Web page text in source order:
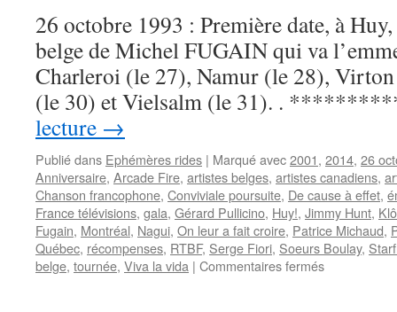
26 octobre 1993 : Première date, à
belge de Michel FUGAIN qui va
Charleroi (le 27), Namur (le 28),
(le 30) et Vielsalm (le 31). .
lecture →
Publié dans Ephémères rides | Marqué avec2001, 2014, 26
Anniversaire, Arcade Fire, artistes belges, artistes canadiens,
Chanson francophone, Conviviale poursuite, De cause à effet,
France télévisions, gala, Gérard Pullicino, Huy!, Jimmy Hunt,
Fugain, Montréal, Nagui, On leur a fait croire, Patrice Michaud,
Québec, récompenses, RTBF, Serge Fiori, Soeurs Boulay,
belge, tournée, Viva la vida | Commentaires ferméssur